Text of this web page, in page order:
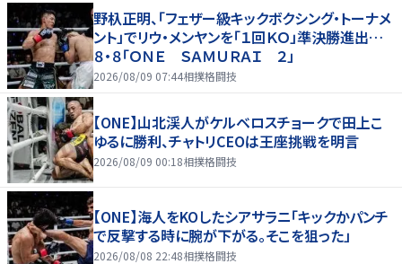
野杁正明、「フェザー級キックボクシング・トーナメ
ント」でリウ・メンヤンを「１回ＫＯ」準決勝進出…
８・８「ＯＮＥ ＳＡＭＵＲＡＩ ２」
2026/08/09 07:44相撲格闘技
【ONE】山北渓人がケルベロスチョークで田上こ
ゆるに勝利、チャトリCEOは王座挑戦を明言
2026/08/09 00:18相撲格闘技
【ONE】海人をKOしたシアサラニ「キックかパンチ
で反撃する時に腕が下がる。そこを狙った」
2026/08/08 22:48相撲格闘技